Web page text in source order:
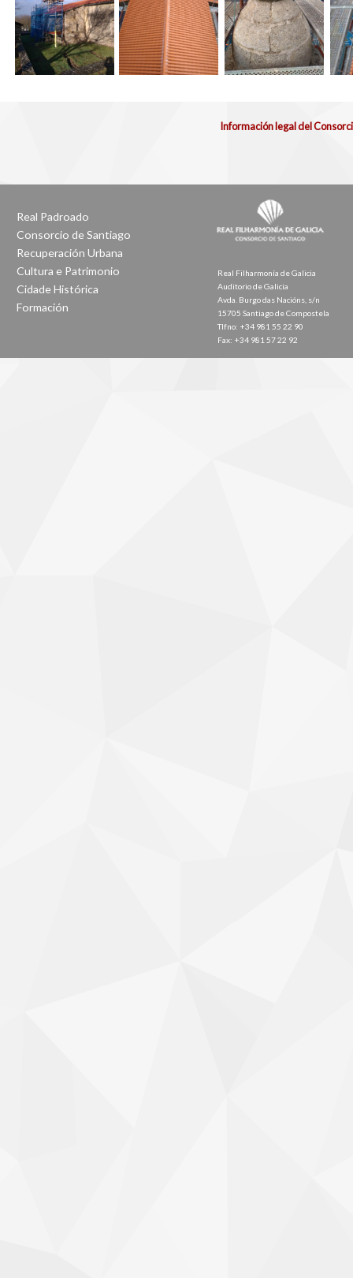
Información legal del
Real Padroado
Consorcio de Santiago
Recuperación Urbana
Cultura e Patrimonio
Cidade Histórica
Formación
Real Filharmonía de Galicia
Auditorio de Galicia
Avda. Burgo das Nacións, s/n
15705 Santiago de Compostela
Tlfno: +34 981 55 22 90
Fax: +34 981 57 22 92